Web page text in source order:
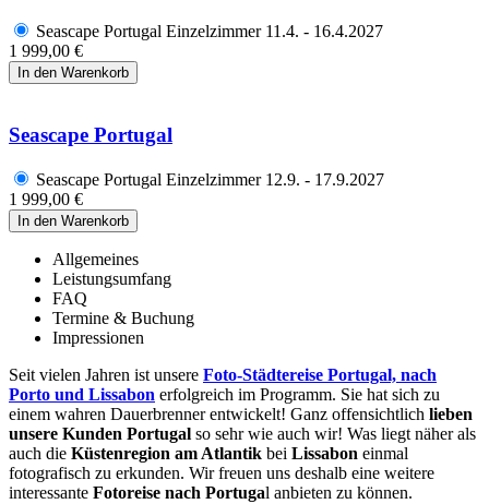
Seascape Portugal Einzelzimmer 11.4. - 16.4.2027
1 999,00 €
Seascape Portugal
Seascape Portugal Einzelzimmer 12.9. - 17.9.2027
1 999,00 €
Allgemeines
Leistungsumfang
FAQ
Termine & Buchung
Impressionen
Seit vielen Jahren ist unsere Foto-Städtereise Portugal, nach
Porto und Lissabon erfolgreich im Programm. Sie hat sich zu
einem wahren Dauerbrenner entwickelt! Ganz offensichtlich lieben
unsere Kunden Portugal so sehr wie auch wir! Was liegt näher als
auch die Küstenregion am Atlantik bei Lissabon einmal
fotografisch zu erkunden. Wir freuen uns deshalb eine weitere
interessante Fotoreise nach Portugal anbieten zu können.